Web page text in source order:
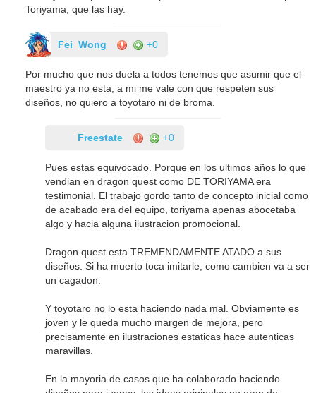
Toriyama, que las hay.
Fei_Wong +0
Por mucho que nos duela a todos tenemos que asumir que el
maestro ya no esta, a mi me vale con que respeten sus
diseños, no quiero a toyotaro ni de broma.
Freestate +0
Pues estas equivocado. Porque en los ultimos años lo que
vendian en dragon quest como DE TORIYAMA era
testimonial. El trabajo gordo tanto de concepto inicial como
de acabado era del equipo, toriyama apenas abocetaba
algo y hacia alguna ilustracion promocional.
Dragon quest esta TREMENDAMENTE ATADO a sus
diseños. Si ha muerto toca imitarle, como cambien va a ser
un cagadon.
Y toyotaro no lo esta haciendo nada mal. Obviamente es
joven y le queda mucho margen de mejora, pero
precisamente en ilustraciones estaticas hace autenticas
maravillas.
En la mayoria de casos que ha colaborado haciendo